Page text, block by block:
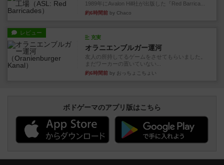
1989年にAvalon Hill社が出版した『Red Barrica...
約6時間前 by Chaco
レビュー
充実
オラニエンブルガー運河
友人の所持してるゲームをさせてもらいました。
まだワーカーの置いていない...
約6時間前 by おっちょこちょい
ボドゲーマのアプリ版はこちら